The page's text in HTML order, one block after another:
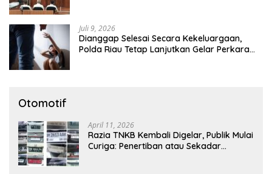
Juli 9, 2026
Dianggap Selesai Secara Kekeluargaan,
Polda Riau Tetap Lanjutkan Gelar Perkara
Otomotif
April 11, 2026
Razia TNKB Kembali Digelar, Publik Mulai
Curiga: Penertiban atau Sekadar